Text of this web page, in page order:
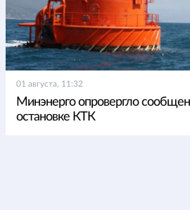
01 августа, 11:32
Минэнерго опровергло
остановке КТК